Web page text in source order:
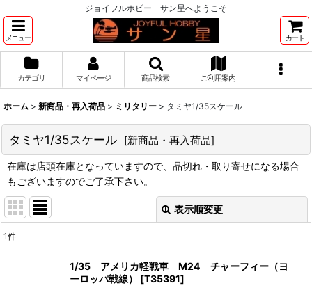
ジョイフルホビー サン星へようこそ
メニュー カート
カテゴリ マイページ 商品検索 ご利用案内
ホーム > 新商品・再入荷品 > ミリタリー > タミヤ1/35スケール
タミヤ1/35スケール [新商品・再入荷品]
在庫は店頭在庫となっていますので、品切れ・取り寄せになる場合
もございますのでご了承下さい。
表示順変更
1件
1/35 アメリカ軽戦車 M24 チャーフィー（ヨ
ーロッパ戦線）
[T35391]